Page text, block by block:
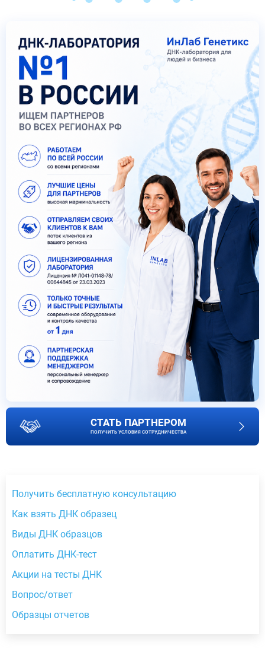
СТАТЬ ПАРТНЕРОМ
ПОЛУЧИТЬ УСЛОВИЯ СОТРУДНИЧЕСТВА
Получить бесплатную консультацию
Как взять ДНК образец
Виды ДНК образцов
Оплатить ДНК-тест
Акции на тесты ДНК
Вопрос/ответ
Образцы отчетов